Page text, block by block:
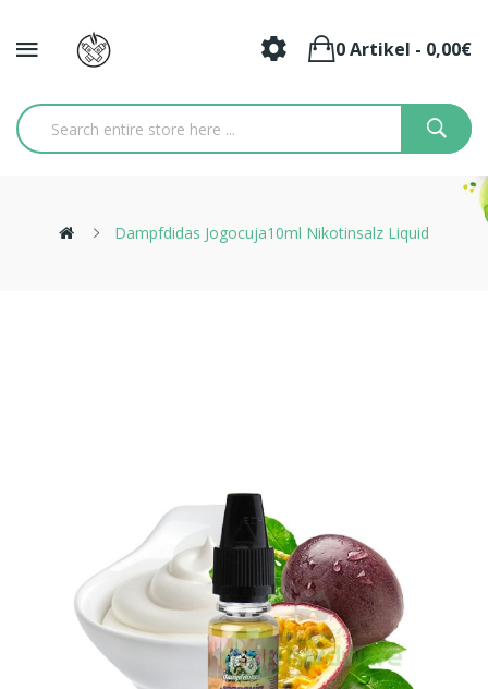
0 Artikel - 0,00€
Dampfdidas Jogocuja10ml Nikotinsalz Liquid